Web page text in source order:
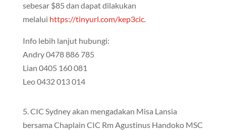
sebesar $85 dan dapat dilakukan
melalui https://tinyurl.com/kep3cic.
Info lebih lanjut hubungi:
Andry 0478 886 785
Lian 0405 160 081
Leo 0432 013 014
5. CIC Sydney akan mengadakan Misa Lansia
bersama Chaplain CIC Rm Agustinus Handoko MSC